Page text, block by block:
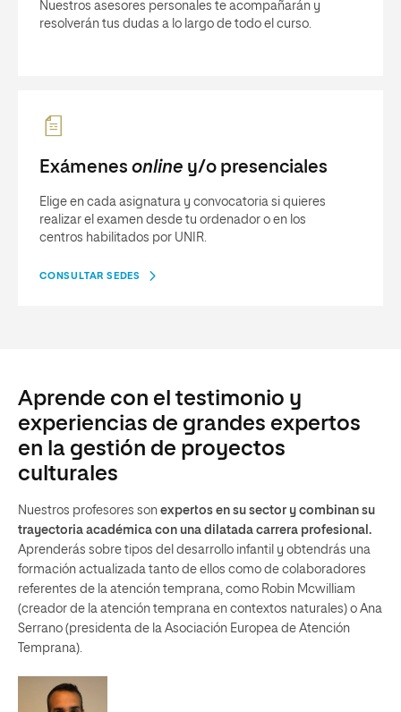
Nuestros asesores personales te acompañarán y
resolverán tus dudas a lo largo de todo el curso.
Exámenes online y/o presenciales
Elige en cada asignatura y convocatoria si quieres
realizar el examen desde tu ordenador o en los
centros habilitados por UNIR.
CONSULTAR SEDES
Aprende con el testimonio y
experiencias de grandes expertos
en la gestión de proyectos
culturales
Nuestros profesores son expertos en su sector y combinan su
trayectoria académica con una dilatada carrera profesional.
Aprenderás sobre tipos del desarrollo infantil y obtendrás una
formación actualizada tanto de ellos como de colaboradores
referentes de la atención temprana, como Robin Mcwilliam
(creador de la atención temprana en contextos naturales) o Ana
Serrano (presidenta de la Asociación Europea de Atención
Temprana).